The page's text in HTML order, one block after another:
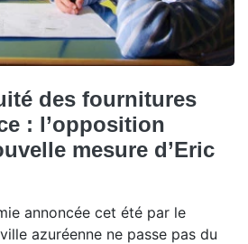
des fournitures
: l’opposition
mesure d’Eric
annoncée cet été par le
azuréenne ne passe pas du